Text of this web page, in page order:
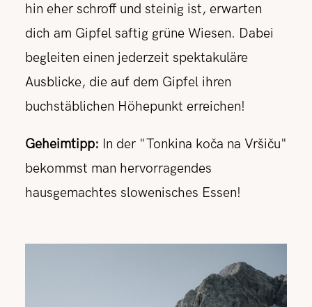
hin eher schroff und steinig ist, erwarten
dich am Gipfel saftig grüne Wiesen. Dabei
begleiten einen jederzeit spektakuläre
Ausblicke, die auf dem Gipfel ihren
buchstäblichen Höhepunkt erreichen!
Geheimtipp: In der "Tonkina koča na Vršiču"
bekommst man hervorragendes
hausgemachtes slowenisches Essen!